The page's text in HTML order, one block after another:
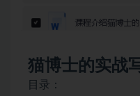
猫博士的实战
目录：